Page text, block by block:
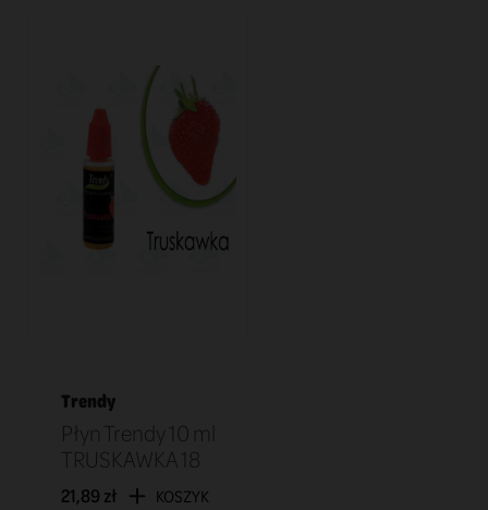
Trendy
Płyn Trendy 10 ml
TRUSKAWKA 18
21,89 zł KOSZYK